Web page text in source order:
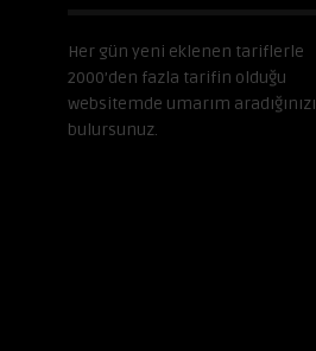
Her gün yeni eklenen tariflerle
2000’den fazla tarifin olduğu
websitemde umarım aradığınızı
bulursunuz.